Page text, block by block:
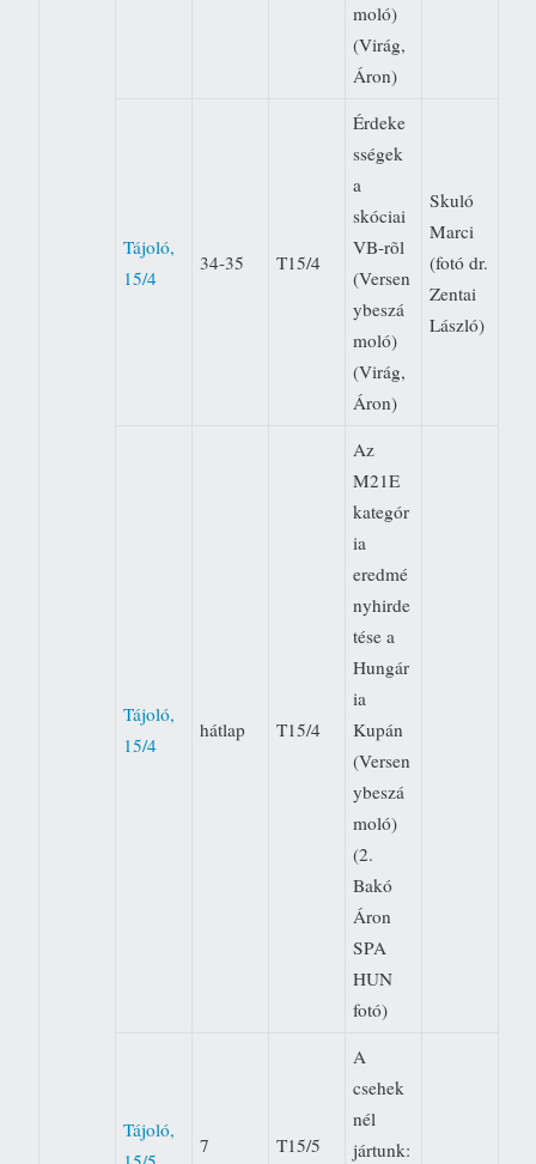
moló)
(Virág,
Áron)
Tájoló,
15/4
34-35 T15/4
Érdeke
sségek
a
skóciai
VB-rõl
(Versen
ybeszá
moló)
(Virág,
Áron)
Skuló
Marci
(fotó dr.
Zentai
László)
Tájoló,
15/4
hátlap T15/4
Az
M21E
kategór
ia
eredmé
nyhirde
tése a
Hungár
ia
Kupán
(Versen
ybeszá
moló)
(2.
Bakó
Áron
SPA
HUN 
fotó)
Tájoló,
7 T15/5
A
csehek
nél
jártunk: